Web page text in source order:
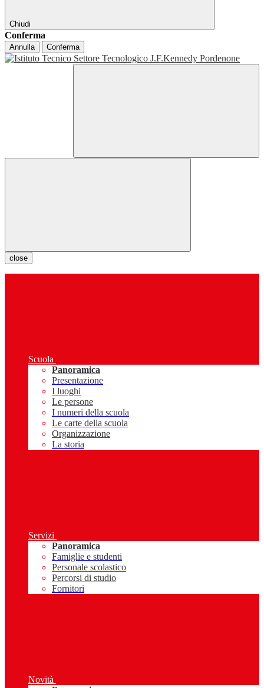
Chiudi
Conferma
Annulla Conferma
close
Scuola
Panoramica
Presentazione
I luoghi
Le persone
I numeri della scuola
Le carte della scuola
Organizzazione
La storia
Servizi
Panoramica
Famiglie e studenti
Personale scolastico
Percorsi di studio
Fornitori
Novità